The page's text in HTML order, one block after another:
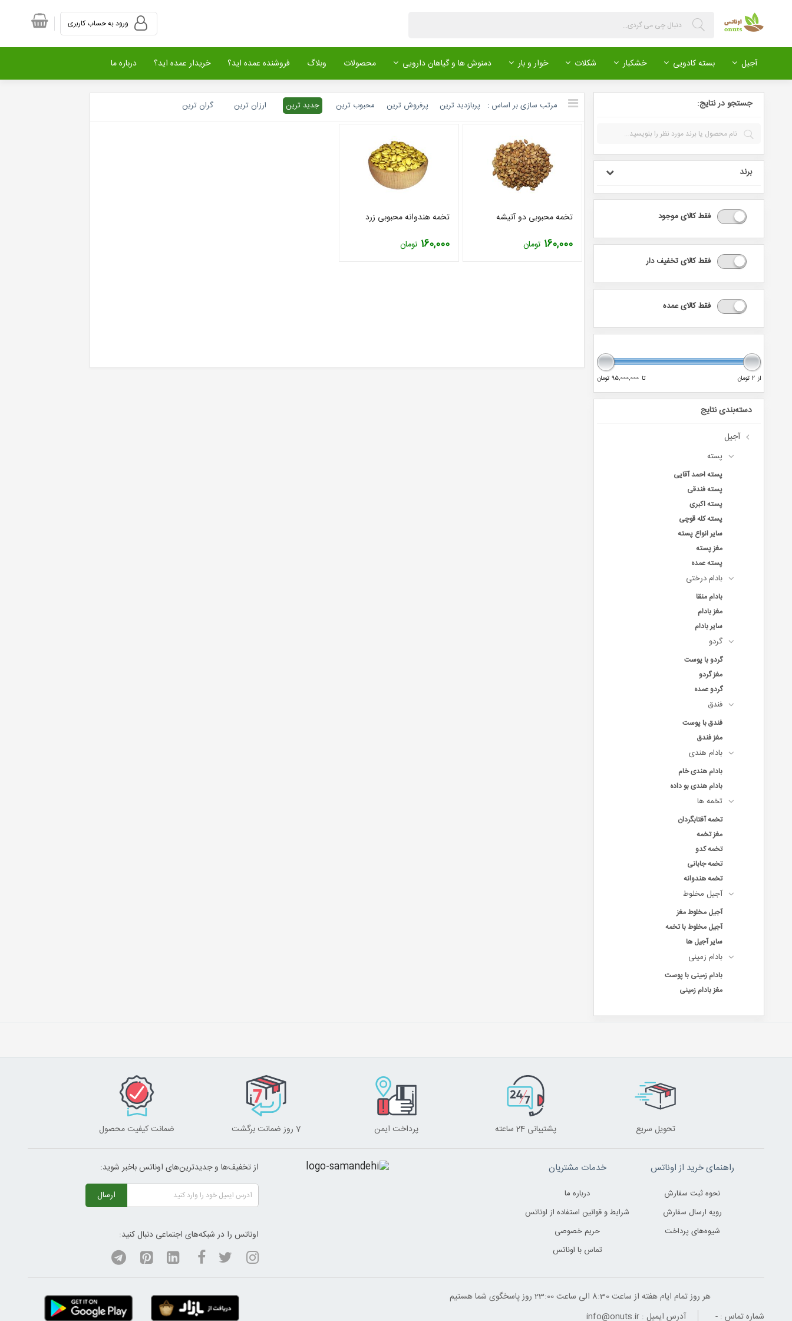
آجیل بسته کادویی خشکبار شکلات خوار و بار دمنوش ها و گیاهان دارویی محصولات وبلاگ فروشنده عمده اید؟ خریدار عمده اید؟ درباره ما
جستجو در نتایج:
برند
فقط کالای موجود
فقط کالای تخفیف دار
فقط کالای عمده
از 2 تومان تا 95,000,000 تومان
دسته‌بندی نتایج
آجیل
پسته
پسته احمد آقایی
پسته فندقی
پسته اکبری
پسته کله قوچی
سایر انواع پسته
مغز پسته
پسته عمده
بادام درختی
بادام منقا
مغز بادام
سایر بادام
گردو
گردو با پوست
مغز گردو
گردو عمده
فندق
فندق با پوست
مغز فندق
بادام هندی
بادام هندی خام
بادام هندی بو داده
تخمه ها
تخمه آفتابگردان
مغز تخمه
تخمه کدو
تخمه جابانی
تخمه هندوانه
آجیل مخلوط
آجیل مخلوط مغز
آجیل مخلوط با تخمه
سایر آجیل ها
بادام زمینی
بادام زمینی با پوست
مغز بادام زمینی
مرتب ‌سازی بر اساس : پربازدید ترین پرفروش ترین محبوب ترین جدید ترین ارزان ترین گران ترین
تخمه محبوبی دو آتیشه
160,000 تومان
تخمه هندوانه محبوبی زرد
160,000 تومان
تحویل سریع پشتیبانی 24 ساعته پرداخت ایمن 7 روز ضمانت برگشت ضمانت کیفیت محصول
راهنمای خرید از اوناتس
نحوه ثبت سفارش
رویه ارسال سفارش
شیوه‌های پرداخت
خدمات مشتریان
درباره ما
شرایط و قوانین استفاده از اوناتس
حریم خصوصی
تماس با اوناتس
از تخفیف‌ها و جدیدترین‌های اوناتس باخبر شوید:
ارسال
اوناتس را در شبکه‌های اجتماعی دنبال کنید:
هر روز تمام ایام هفته از ساعت 8:30 الی ساعت 23:00 ‌روز پاسخگوی شما هستیم
شماره تماس : - آدرس ایمیل : info@onuts.ir